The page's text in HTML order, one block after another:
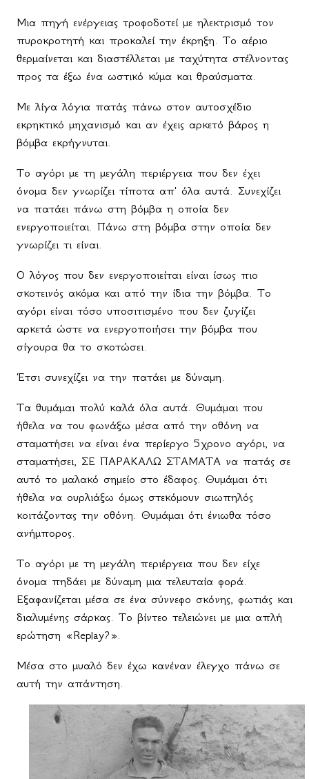
Μια πηγή ενέργειας τροφοδοτεί με ηλεκτρισμό τον
πυροκροτητή και προκαλεί την έκρηξη. Το αέριο
θερμαίνεται και διαστέλλεται με ταχύτητα στέλνοντας
προς τα έξω ένα ωστικό κύμα και θραύσματα.
Με λίγα λόγια πατάς πάνω στον αυτοσχέδιο
εκρηκτικό μηχανισμό και αν έχεις αρκετό βάρος η
βόμβα εκρήγνυται.
Το αγόρι με τη μεγάλη περιέργεια που δεν έχει
όνομα δεν γνωρίζει τίποτα απ' όλα αυτά. Συνεχίζει
να πατάει πάνω στη βόμβα η οποία δεν
ενεργοποιείται. Πάνω στη βόμβα στην οποία δεν
γνωρίζει τι είναι.
Ο λόγος που δεν ενεργοποιείται είναι ίσως πιο
σκοτεινός ακόμα και από την ίδια την βόμβα. Το
αγόρι είναι τόσο υποσιτισμένο που δεν ζυγίζει
αρκετά ώστε να ενεργοποιήσει την βόμβα που
σίγουρα θα το σκοτώσει.
Έτσι συνεχίζει να την πατάει με δύναμη.
Τα θυμάμαι πολύ καλά όλα αυτά. Θυμάμαι που
ήθελα να του φωνάξω μέσα από την οθόνη να
σταματήσει να είναι ένα περίεργο 5χρονο αγόρι, να
σταματήσει, ΣΕ ΠΑΡΑΚΑΛΩ ΣΤΑΜΑΤΑ να πατάς σε
αυτό το μαλακό σημείο στο έδαφος. Θυμάμαι ότι
ήθελα να ουρλιάξω όμως στεκόμουν σιωπηλός
κοιτάζοντας την οθόνη. Θυμάμαι ότι ένιωθα τόσο
ανήμπορος.
Το αγόρι με τη μεγάλη περιέργεια που δεν είχε
όνομα πηδάει με δύναμη μια τελευταία φορά.
Εξαφανίζεται μέσα σε ένα σύννεφο σκόνης, φωτιάς και
διαλυμένης σάρκας. Το βίντεο τελειώνει με μια απλή
ερώτηση «Replay?».
Μέσα στο μυαλό δεν έχω κανέναν έλεγχο πάνω σε
αυτή την απάντηση.